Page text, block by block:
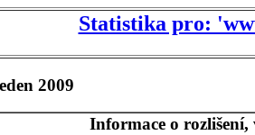
Statistika pro:
2009
Informace o